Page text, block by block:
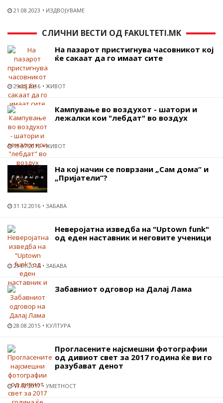
21.08.2023 ИЗДВОЈУВАМЕ
СЛИЧНИ ВЕСТИ ОД FAKULTETI.MK
На пазарот пристигнува часовникот кој
ќе сакаат да го имаат сите
29.05.2016 ЖИВОТ
Кампување во воздухот - шатори и
лежалки кои "лебдат" во воздух
13.07.2015 ЖИВОТ
На кој начин се поврзани „Сам дома“ и
„Пријатели“?
31.12.2016 ЗАБАВА
Неверојатна изведба на "Uptown funk"
од еден наставник и неговите ученици
29.01.2015 ЗАБАВА
Забавниот одговор на Далај Лама
28.08.2015 КУЛТУРА
Прогласените најсмешни фотографии
од дивиот свет за 2017 година ќе ви го
разубават денот
17.12.2017 УМЕТНОСТ